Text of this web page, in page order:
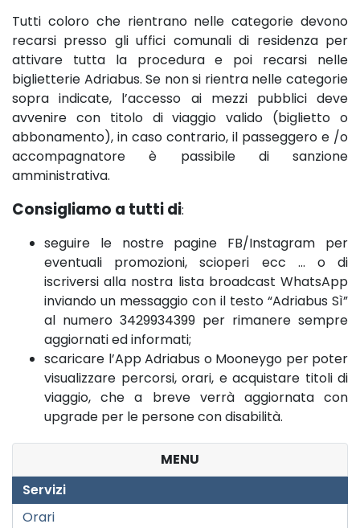
MENU
Servizi
Orari
Tutti coloro che rientrano nelle categorie devono
recarsi presso gli uffici comunali di residenza per
attivare tutta la procedura e poi recarsi nelle
biglietterie Adriabus. Se non si rientra nelle categorie
sopra indicate, l’accesso ai mezzi pubblici deve
avvenire con titolo di viaggio valido (biglietto o
abbonamento), in caso contrario, il passeggero e /o
accompagnatore è passibile di sanzione
amministrativa.
Consigliamo a tutti di:
seguire le nostre pagine FB/Instagram per
eventuali promozioni, scioperi ecc … o di
iscriversi alla nostra lista broadcast WhatsApp
inviando un messaggio con il testo “Adriabus Sì”
al numero 3429934399 per rimanere sempre
aggiornati ed informati;
scaricare l’App Adriabus o Mooneygo per poter
visualizzare percorsi, orari, e acquistare titoli di
viaggio, che a breve verrà aggiornata con
upgrade per le persone con disabilità.